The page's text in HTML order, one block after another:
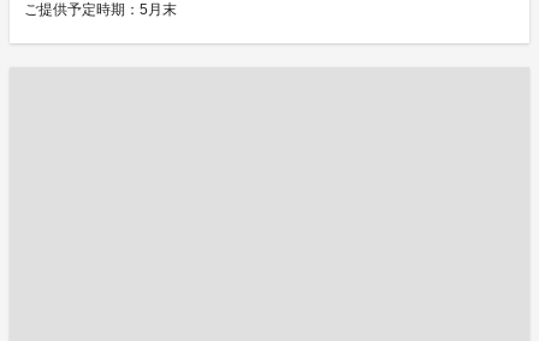
ご提供予定時期：5月末